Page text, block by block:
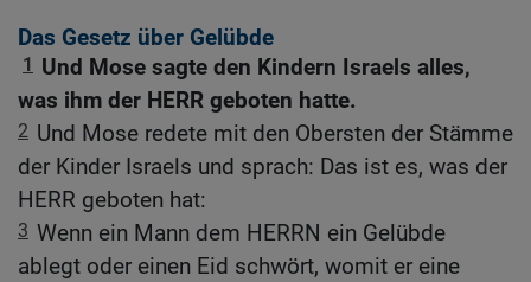
Das Gesetz über Gelübde
1
Und Mose sagte den Kindern Israels alles,
was ihm der HERR geboten hatte.
2 Und Mose redete mit den Obersten der Stämme
der Kinder Israels und sprach: Das ist es, was der
HERR geboten hat:
3 Wenn ein Mann dem HERRN ein Gelübde
ablegt oder einen Eid schwört, womit er eine